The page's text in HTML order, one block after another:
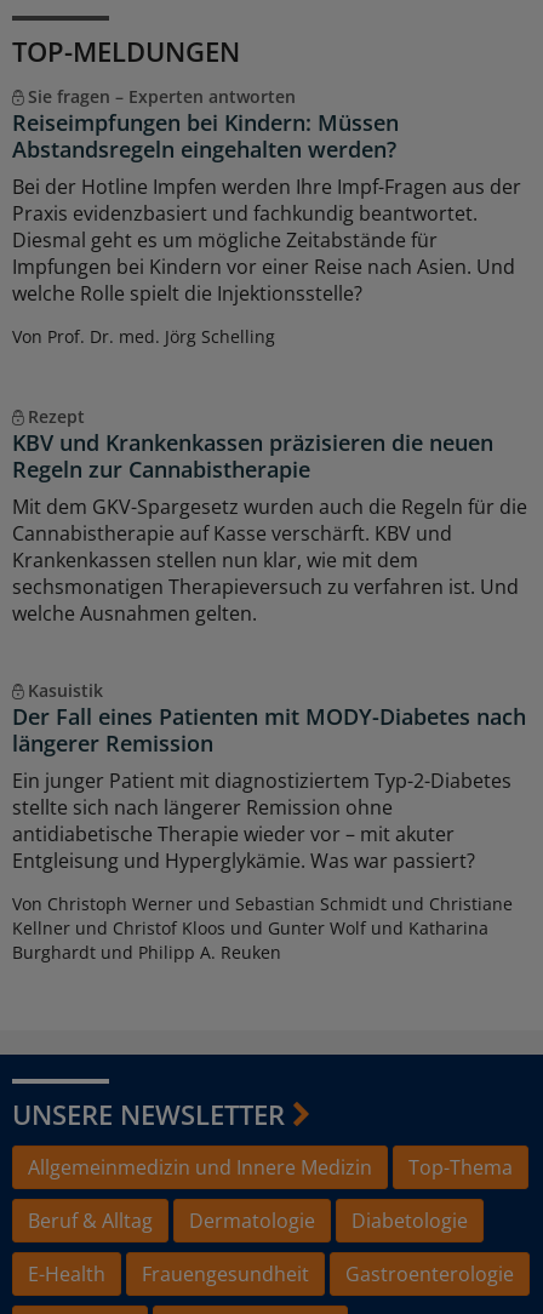
TOP-MELDUNGEN
Sie fragen – Experten antworten
Reiseimpfungen bei Kindern: Müssen
Abstandsregeln eingehalten werden?
Bei der Hotline Impfen werden Ihre Impf-Fragen aus der
Praxis evidenzbasiert und fachkundig beantwortet.
Diesmal geht es um mögliche Zeitabstände für
Impfungen bei Kindern vor einer Reise nach Asien. Und
welche Rolle spielt die Injektionsstelle?
Von Prof. Dr. med. Jörg Schelling
Rezept
KBV und Krankenkassen präzisieren die neuen
Regeln zur Cannabistherapie
Mit dem GKV-Spargesetz wurden auch die Regeln für die
Cannabistherapie auf Kasse verschärft. KBV und
Krankenkassen stellen nun klar, wie mit dem
sechsmonatigen Therapieversuch zu verfahren ist. Und
welche Ausnahmen gelten.
Kasuistik
Der Fall eines Patienten mit MODY-Diabetes nach
längerer Remission
Ein junger Patient mit diagnostiziertem Typ-2-Diabetes
stellte sich nach längerer Remission ohne
antidiabetische Therapie wieder vor – mit akuter
Entgleisung und Hyperglykämie. Was war passiert?
Von Christoph Werner und Sebastian Schmidt und Christiane
Kellner und Christof Kloos und Gunter Wolf und Katharina
Burghardt und Philipp A. Reuken
UNSERE NEWSLETTER
Allgemeinmedizin und Innere Medizin
Top-Thema
Beruf & Alltag
Dermatologie
Diabetologie
E-Health
Frauengesundheit
Gastroenterologie